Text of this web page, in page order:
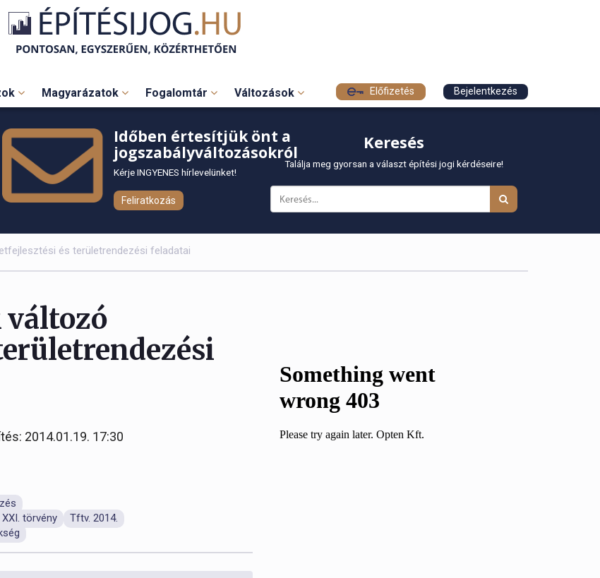
Magyarázatok Fogalomtár Változások Előfizetés Bejelentkezés
Időben értesítjük önt a
jogszabályváltozásokról
Kérje INGYENES hírlevelünket!
Feliratkozás
Keresés
Találja meg gyorsan a választ építési jogi kérdéseire!
és területrendezési feladatai
2014.01.19. 17:30
törvény
Tftv. 2014.